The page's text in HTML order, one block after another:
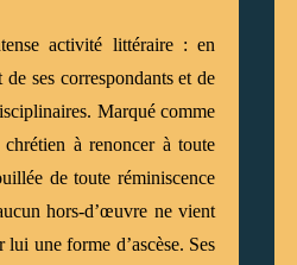
activité littéraire : en
ses correspondants et de
Marqué comme
à renoncer à toute
de toute réminiscence
hors-d’œuvre ne vient
une forme d’ascèse. Ses